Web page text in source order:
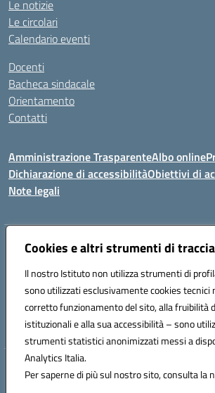
Cookies e altri strumenti di
Il nostro Istituto non utilizza strumenti di
sono utilizzati esclusivamente cookies tecnici
corretto funzionamento del sito, alla fruibilità
istituzionali e alla sua accessibilità – sono
strumenti statistici anonimizzati messi a
Analytics Italia.
Per saperne di più sul nostro sito, consulta la
Le notizie
Le circolari
Calendario eventi
Docenti
Bacheca sindacale
Orientamento
Contatti
Amministrazione TrasparenteAlbo online
Dichiarazione di accessibilitàObiettivi di
Note legali
Indirizzo:Viale P. Togliatti snc 67039 Sulmona (AQ)
Posta elettronica certificata (PEC):
Codice fiscale: 92025400661
Codice meccanografico: AQIS01900G
Hosting & Powered by 3D
Concept & Design by